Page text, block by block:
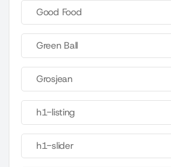
Good Food
Green Ball
Grosjean
h1-listing
h1-slider